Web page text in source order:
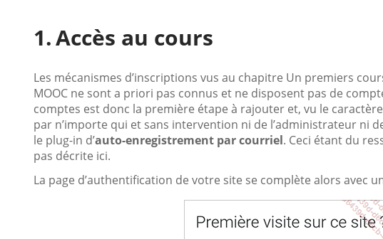
Accès au cours
Les mécanismes d’inscriptions vus au chapitre Un premiers
MOOC ne sont a priori pas connus et ne disposent pas de
comptes est donc la première étape à rajouter et, vu le
par n’importe qui et sans intervention ni de l’administrateur ni
le plug-in d’auto-enregistrement par courriel. Ceci étant du
pas décrite ici.
La page d’authentification de votre site se complète alors avec